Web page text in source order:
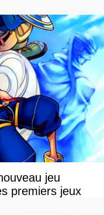
jeu
premiers jeux